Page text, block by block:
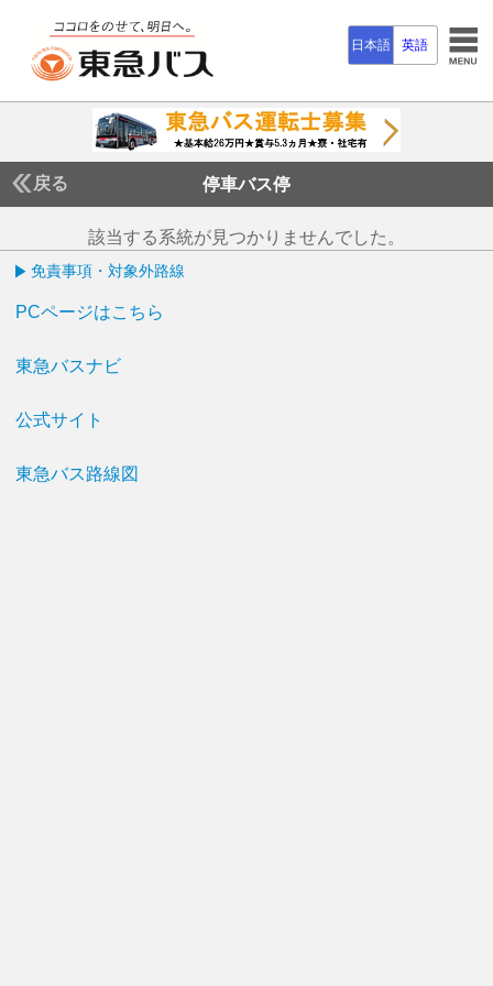
日本語 英語
戻る 停車バス停
該当する系統が見つかりませんでした。
免責事項・対象外路線
PCページはこちら
東急バスナビ
公式サイト
東急バス路線図